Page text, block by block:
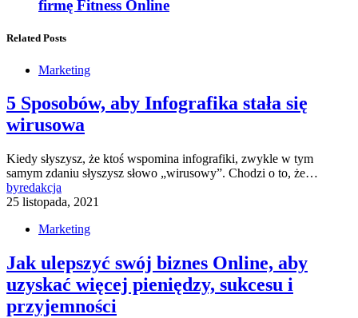
firmę Fitness Online
Related Posts
Marketing
5 Sposobów, aby Infografika stała się
wirusowa
Kiedy słyszysz, że ktoś wspomina infografiki, zwykle w tym
samym zdaniu słyszysz słowo „wirusowy”. Chodzi o to, że…
byredakcja
25 listopada, 2021
Marketing
Jak ulepszyć swój biznes Online, aby
uzyskać więcej pieniędzy, sukcesu i
przyjemności